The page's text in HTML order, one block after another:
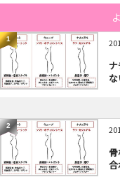
1
2
合